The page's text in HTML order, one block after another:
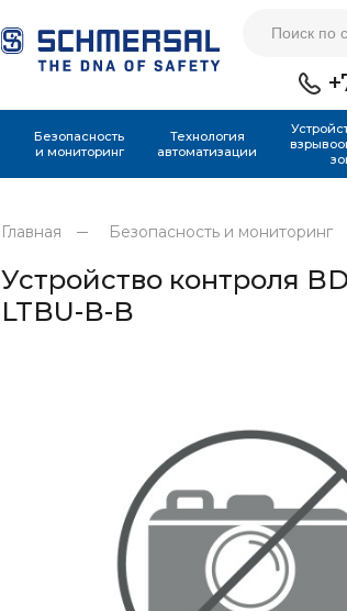
Безопасность
и мониторинг
Технология
автоматизации
Главная Безопасность и мониторинг
Устройство контроля
LTBU-B-B